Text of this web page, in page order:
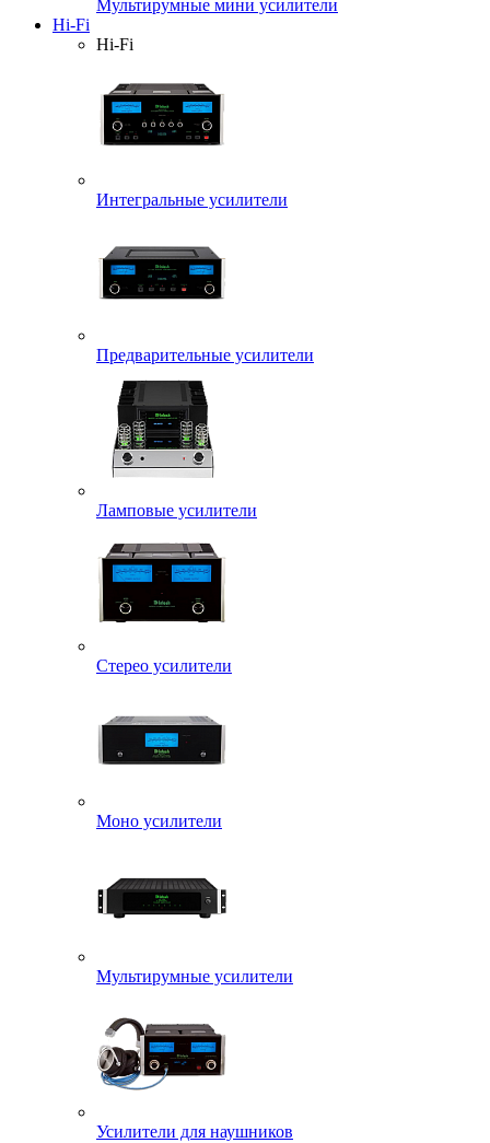
Мультирумные мини усилители
Hi-Fi
Hi-Fi
Интегральные усилители
Предварительные усилители
Ламповые усилители
Стерео усилители
Моно усилители
Мультирумные усилители
Усилители для наушников